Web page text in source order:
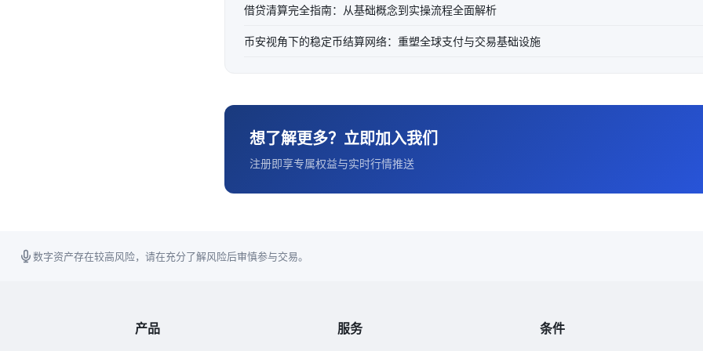
借贷清算完全指南：从基础概念到实操流程全面解析
币安视角下的稳定币结算网络：重塑全球支付与交易基础设施
想了解更多？立即加入我们
注册即享专属权益与实时行情推送
数字资产存在较高风险，请在充分了解风险后审慎参与交易。
产品 服务 条件